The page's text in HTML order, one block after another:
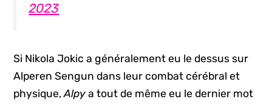
2023
Si Nikola Jokic a généralement eu le dessus sur
Alperen Sengun dans leur combat cérébral et
physique,Alpya tout de même eu le dernier mot